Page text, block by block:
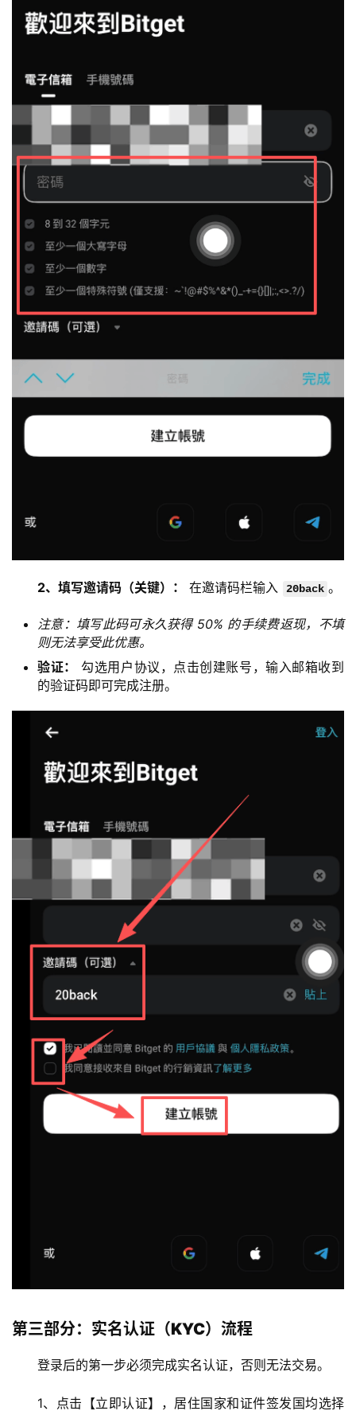
币
2、填写邀请码（关键）： 在邀请码栏输入 20back 。
注意：填写此码可永久获得 50% 的手续费返现，不填
则无法享受此优惠。
验证：
勾选用户协议，点击创建账号，输入邮箱收到
的验证码即可完成注册。
第三部分：实名认证（KYC）流程
登录后的第一步必须完成实名认证，否则无法交易。